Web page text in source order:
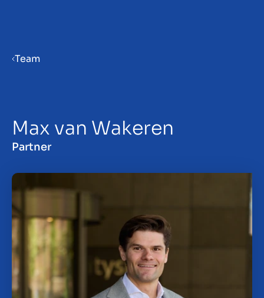
Unternehmen verkaufen
Über uns
Kontakt
CH
Team
Max van Wakeren
Partner